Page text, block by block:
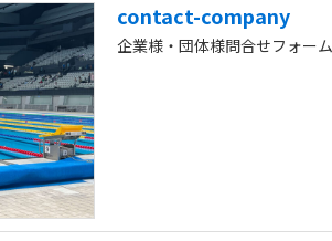
contact-company
企業様・団体様問合せフォーム